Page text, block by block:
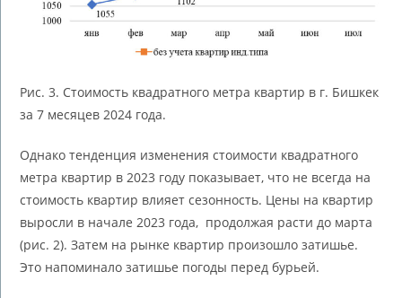
Рис. 3. Стоимость квадратного метра квартир в г. Бишкек
за 7 месяцев 2024 года.
Однако тенденция изменения стоимости квадратного
метра квартир в 2023 году показывает, что не всегда на
стоимость квартир влияет сезонность. Цены на квартир
выросли в начале 2023 года, продолжая расти до марта
(рис. 2). Затем на рынке квартир произошло затишье.
Это напоминало затишье погоды перед бурьей.